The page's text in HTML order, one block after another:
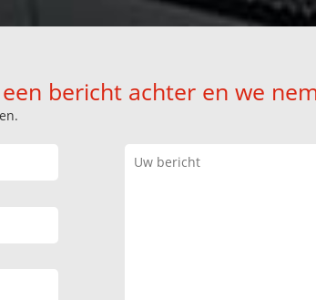
bericht achter en we